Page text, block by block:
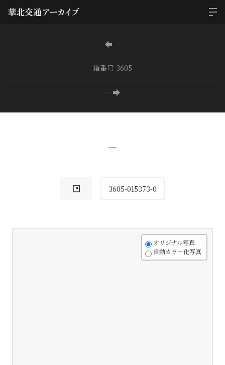
−
箱番号 3605
−
−
3605-015373-0
オリジナル写真
自動カラー化写真